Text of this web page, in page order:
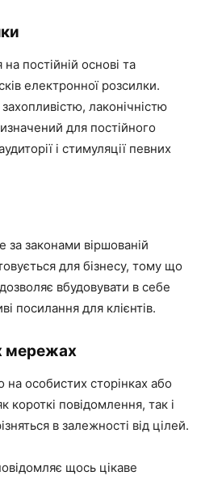
постійній основі та
електронної розсилки.
лаконічністю
для постійного
і стимуляції певних
за законами віршованій
для бізнесу, тому що
вбудовувати в себе
посилання для клієнтів.
мережах
особистих сторінках або
короткі повідомлення, так і
в залежності від цілей.
щось цікаве